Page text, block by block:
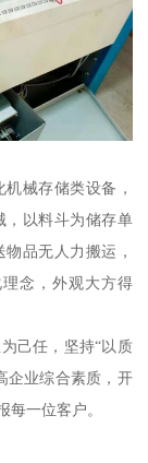
械存储类设备，
，以料斗为储存单
品无人力搬运，
念，外观大方得
己任，坚持“以质
企业综合素质，开
一位客户。